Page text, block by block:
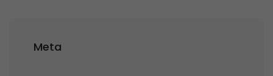
Meta